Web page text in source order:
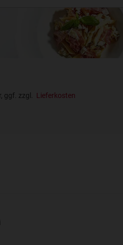
ggf. zzgl. Lieferkosten